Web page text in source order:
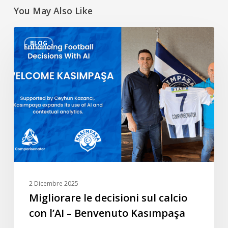
You May Also Like
BLOG
Migliorare
le
decisioni
sul
con
Benvenuto
Kasımpaşa
2 Dicembre 2025
Migliorare le decisioni sul calcio
con l’AI – Benvenuto Kasımpaşa